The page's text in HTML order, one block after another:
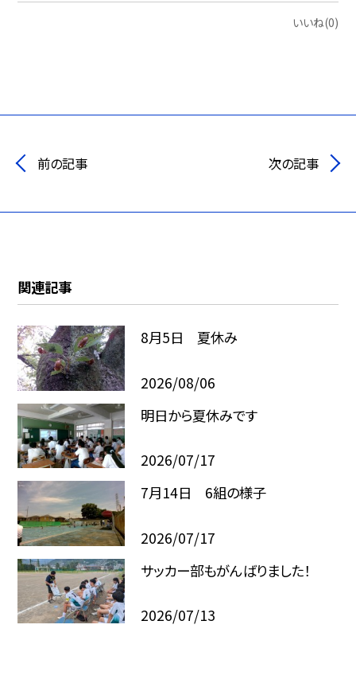
いいね(0)
前の記事 次の記事
関連記事
8月5日 夏休み
2026/08/06
明日から夏休みです
2026/07/17
7月14日 6組の様子
2026/07/17
サッカー部もがんばりました！
2026/07/13